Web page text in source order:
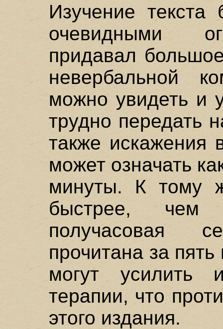
Изучение
очевидными
придавал
невербальной
можно увидеть и
трудно передать
также искажения
может означать
минуты. К тому
быстрее, чем
получасовая
прочитана за
могут усилить
терапии, что
этого издания.